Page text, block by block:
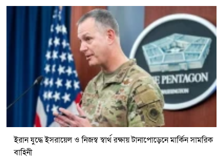
ইরান যুদ্ধে ইসরায়েল ও নিজস্ব স্বার্থ রক্ষায় টানাপোড়েনে মার্কিন সামরিক
বাহিনী